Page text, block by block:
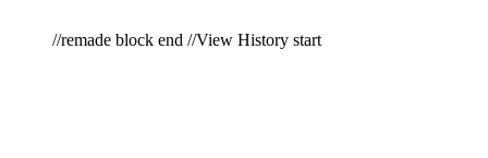
//remade block end //View History start